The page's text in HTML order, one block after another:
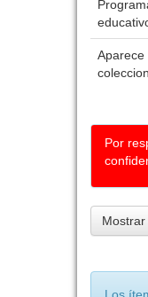
Aparece
Por